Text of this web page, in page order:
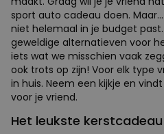
sport auto cadeau doen.
niet helemaal in je budget
geweldige alternatieven voor
iets wat we misschien vaak
ook trots op zijn! Voor elk type
in huis. Neem een kijkje en
voor je vriend.
Het leukste